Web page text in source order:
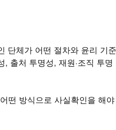
단체가 어떤 절차와 윤리 기준
출처 투명성, 재원·조직 투명
떤 방식으로 사실확인을 해야